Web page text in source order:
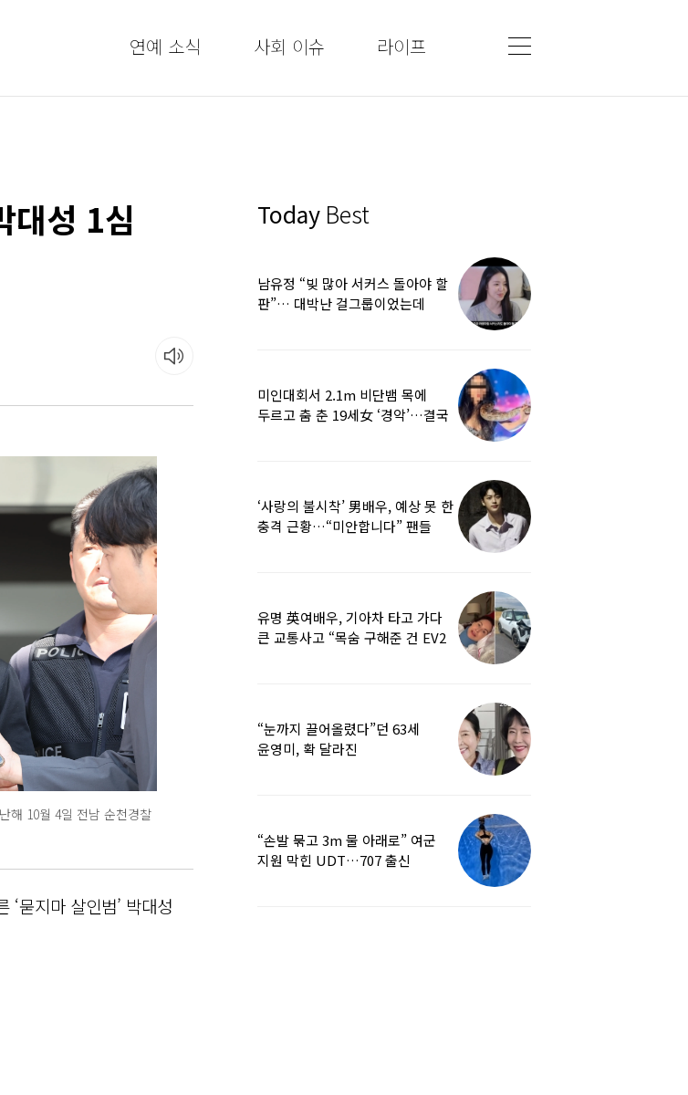
연예 소식 사회 이슈 라이프
대성 1심
해 10월 4일 전남 순천경찰
‘묻지마 살인범’ 박대성
Today Best
남유정 “빚 많아 서커스 돌아야 할
판”… 대박난 걸그룹이었는데
미인대회서 2.1m 비단뱀 목에
두르고 춤 춘 19세女 ‘경악’…결국
‘사랑의 불시착’ 男배우, 예상 못 한
충격 근황…“미안합니다” 팬들
유명 英여배우, 기아차 타고 가다
큰 교통사고 “목숨 구해준 건 EV2
“눈까지 끌어올렸다”던 63세
윤영미, 확 달라진
“손발 묶고 3m 물 아래로” 여군
지원 막힌 UDT…707 출신